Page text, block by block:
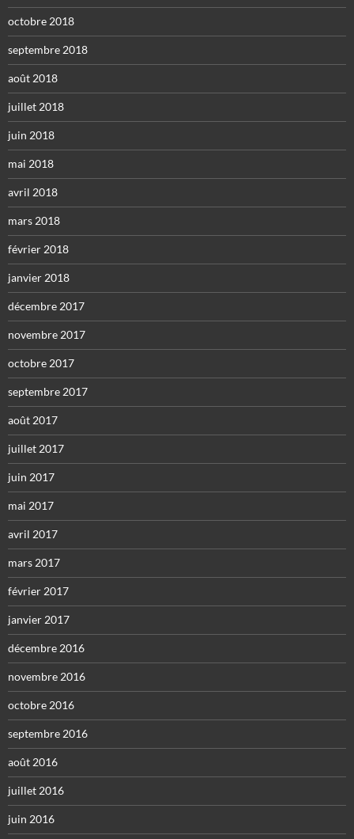
octobre 2018
septembre 2018
août 2018
juillet 2018
juin 2018
mai 2018
avril 2018
mars 2018
février 2018
janvier 2018
décembre 2017
novembre 2017
octobre 2017
septembre 2017
août 2017
juillet 2017
juin 2017
mai 2017
avril 2017
mars 2017
février 2017
janvier 2017
décembre 2016
novembre 2016
octobre 2016
septembre 2016
août 2016
juillet 2016
juin 2016